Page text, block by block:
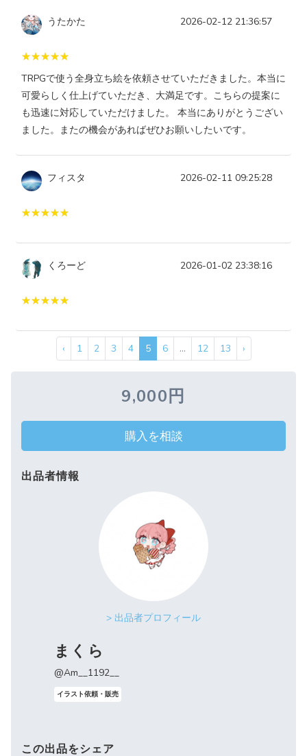
うたかた 2026-02-12 21:36:57
TRPGで使う全身立ち絵を依頼させていただきました。本当に
可愛らしく仕上げていただき、大満足です。こちらの提案に
も迅速に対応していただけました。 本当にありがとうござい
ました。またの機会があればぜひお願いしたいです。
フィスタ 2026-02-11 09:25:28
くろーど 2026-01-02 23:38:16
‹ 1 2 3 4 5 6 ... 12 13 ›
9,000円
購入を相談
出品者情報
> 出品者プロフィール
まくら
@Am__1192__
イラスト依頼・販売
この出品をシェア